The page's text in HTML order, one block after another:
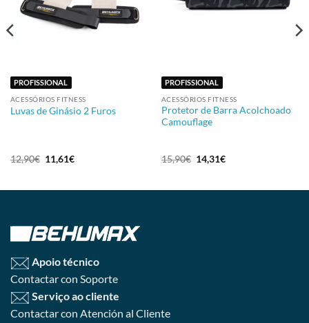
PROFISSIONAL
ACESSÓRIOS FITNESS
Luvas de Ginásio 2 Furos
12,90€ 11,61€
PROFISSIONAL
ACESSÓRIOS FITNESS
Protetor de Barra Acolchoado
Camouflage
15,90€ 14,31€
Apoio técnico
Contactar con Soporte
Serviço ao cliente
Contactar con Atención al Cliente